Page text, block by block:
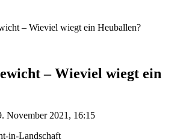
– Wieviel wiegt ein Heuballen?
– Wieviel wiegt ein
November 2021, 16:15